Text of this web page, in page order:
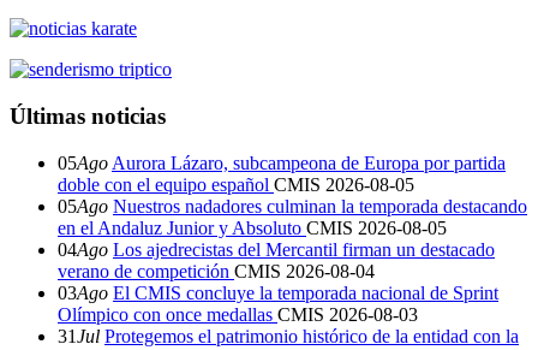
Últimas noticias
05Ago Aurora Lázaro, subcampeona de Europa por partida
doble con el equipo español CMIS 2026-08-05
05Ago Nuestros nadadores culminan la temporada destacando
en el Andaluz Junior y Absoluto CMIS 2026-08-05
04Ago Los ajedrecistas del Mercantil firman un destacado
verano de competición CMIS 2026-08-04
03Ago El CMIS concluye la temporada nacional de Sprint
Olímpico con once medallas CMIS 2026-08-03
31Jul Protegemos el patrimonio histórico de la entidad con la